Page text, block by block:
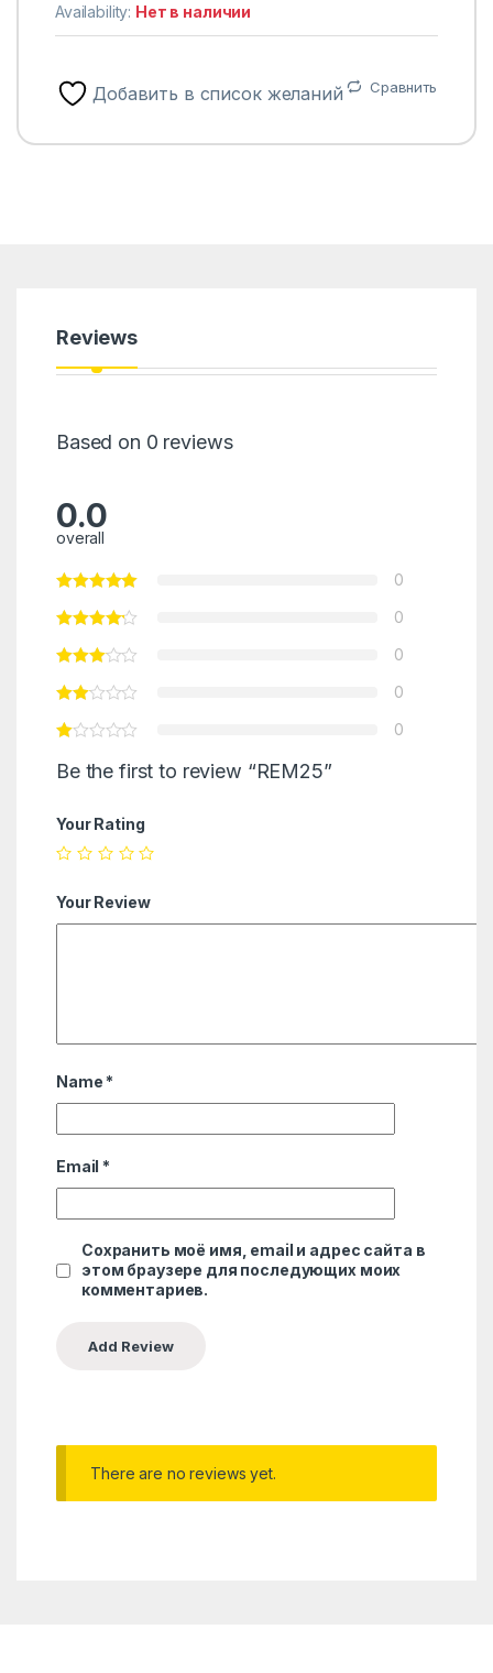
Availability: Нет в наличии
Добавить в список желаний Сравнить
Reviews
Based on 0 reviews
0.0
overall
0
0
0
0
0
Be the first to review “REM25”
Your Rating
Your Review
Name *
Email *
Сохранить моё имя, email и адрес сайта в
этом браузере для последующих моих
комментариев.
There are no reviews yet.